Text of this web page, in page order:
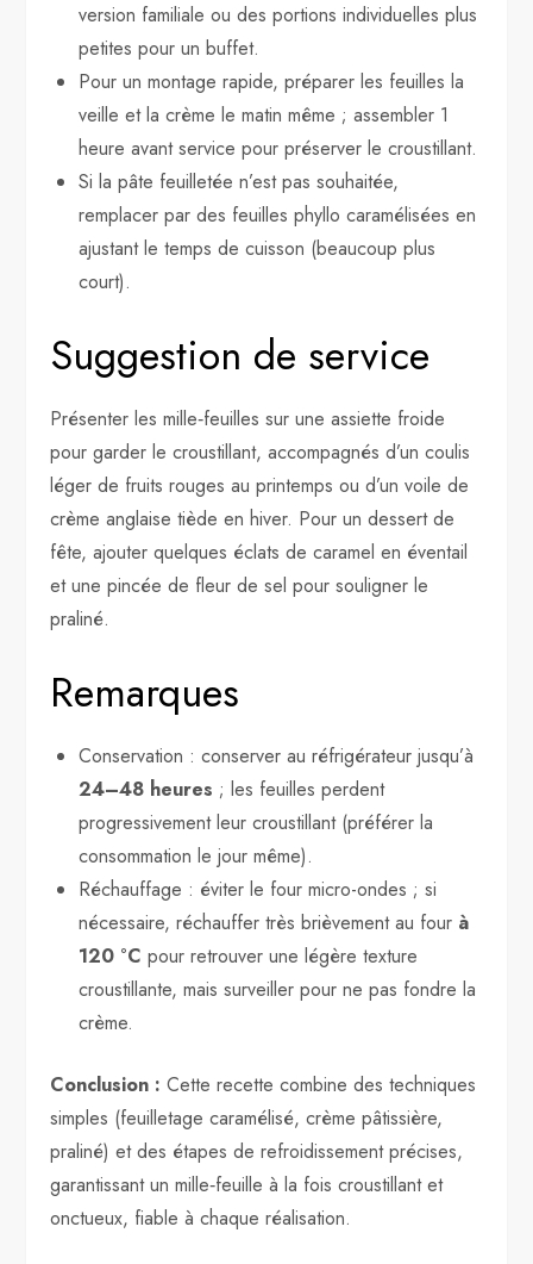
version familiale ou des portions individuelles plus
petites pour un buffet.
Pour un montage rapide, préparer les feuilles la
veille et la crème le matin même ; assembler 1
heure avant service pour préserver le croustillant.
Si la pâte feuilletée n’est pas souhaitée,
remplacer par des feuilles phyllo caramélisées en
ajustant le temps de cuisson (beaucoup plus
court).
Suggestion de service
Présenter les mille‑feuilles sur une assiette froide
pour garder le croustillant, accompagnés d’un coulis
léger de fruits rouges au printemps ou d’un voile de
crème anglaise tiède en hiver. Pour un dessert de
fête, ajouter quelques éclats de caramel en éventail
et une pincée de fleur de sel pour souligner le
praliné.
Remarques
Conservation : conserver au réfrigérateur jusqu’à
24–48 heures ; les feuilles perdent
progressivement leur croustillant (préférer la
consommation le jour même).
Réchauffage : éviter le four micro-ondes ; si
nécessaire, réchauffer très brièvement au four à
120 °C pour retrouver une légère texture
croustillante, mais surveiller pour ne pas fondre la
crème.
Conclusion : Cette recette combine des techniques
simples (feuilletage caramélisé, crème pâtissière,
praliné) et des étapes de refroidissement précises,
garantissant un mille‑feuille à la fois croustillant et
onctueux, fiable à chaque réalisation.